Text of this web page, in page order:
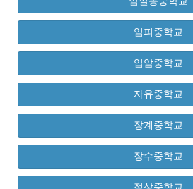
임피중학교
입암중학교
자유중학교
장계중학교
장수중학교